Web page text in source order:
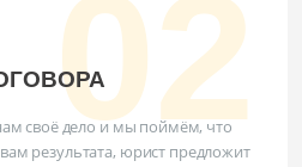
своё дело и мы поймём, что
результата, юрист предложит